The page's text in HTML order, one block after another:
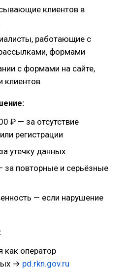
клиентов в
работающие с
формами
с формами на сайте,
клиентов
₽ — за отсутствие
регистрации
утечку данных
за повторные и серьёзные
— если нарушение
как оператор
→ pd.rkn.gov.ru